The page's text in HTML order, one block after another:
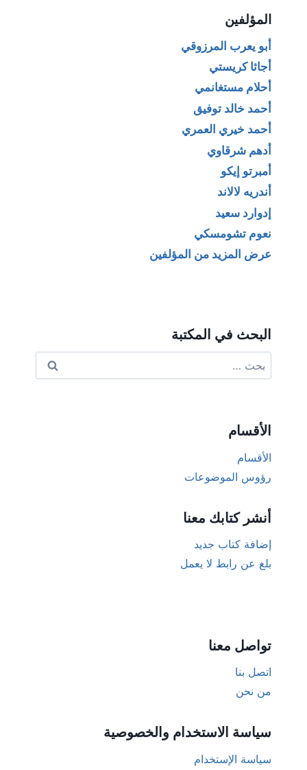
المؤلفين
أبو يعرب المرزوقي
أجاثا كريستي
أحلام مستغانمي
أحمد خالد توفيق
أحمد خيري العمري
أدهم شرقاوي
أمبرتو إيكو
أندريه لالاند
إدوارد سعيد
نعوم تشومسكي
عرض المزيد من المؤلفين
البحث في المكتبة
عن:
الأقسام
الأقسام
رؤوس الموضوعات
أنشر كتابك معنا
إضافة كتاب جديد
بلغ عن رابط لا يعمل
تواصل معنا
اتصل بنا
من نحن
سياسة الاستخدام والخصوصية
سياسة الإستخدام